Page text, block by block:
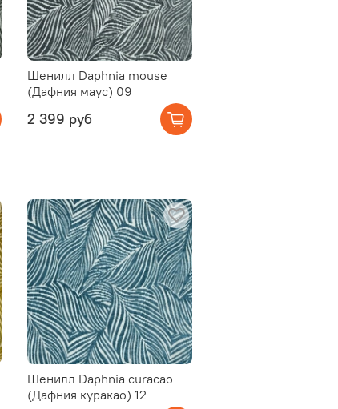
Шенилл Daphnia mouse
(Дафния маус) 09
2 399 руб
Шенилл Daphnia curacao
(Дафния куракао) 12